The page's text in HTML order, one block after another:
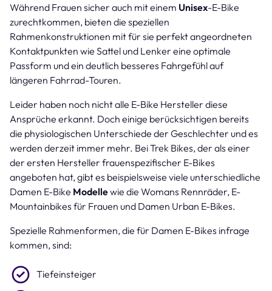
Während Frauen sicher auch mit einem Unisex-E-Bike
zurechtkommen, bieten die speziellen
Rahmenkonstruktionen mit für sie perfekt angeordneten
Kontaktpunkten wie Sattel und Lenker eine optimale
Passform und ein deutlich besseres Fahrgefühl auf
längeren Fahrrad-Touren.
Leider haben noch nicht alle E-Bike Hersteller diese
Ansprüche erkannt. Doch einige berücksichtigen bereits
die physiologischen Unterschiede der Geschlechter und es
werden derzeit immer mehr. Bei Trek Bikes, der als einer
der ersten Hersteller frauenspezifischer E-Bikes
angeboten hat, gibt es beispielsweise viele unterschiedliche
Damen E-Bike Modellewie die Womans Rennräder, E-
Mountainbikes für Frauen und Damen Urban E-Bikes.
Spezielle Rahmenformen, die für Damen E-Bikes infrage
kommen, sind:
Tiefeinsteiger